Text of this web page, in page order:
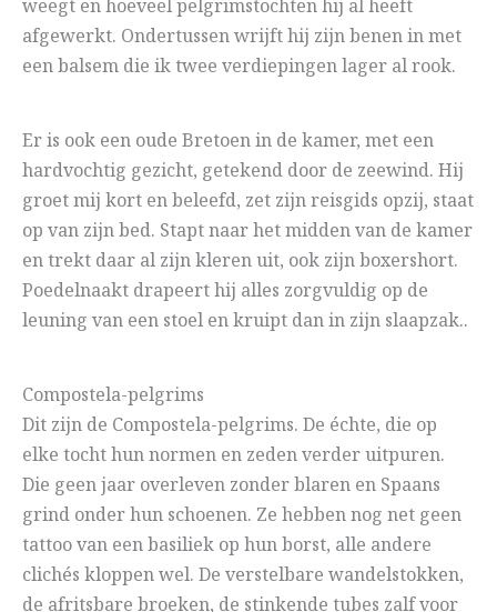
weegt en hoeveel pelgrimstochten hij al heeft
afgewerkt. Ondertussen wrijft hij zijn benen in met
een balsem die ik twee verdiepingen lager al rook.
Er is ook een oude Bretoen in de kamer, met een
hardvochtig gezicht, getekend door de zeewind. Hij
groet mij kort en beleefd, zet zijn reisgids opzij, staat
op van zijn bed. Stapt naar het midden van de kamer
en trekt daar al zijn kleren uit, ook zijn boxershort.
Poedelnaakt drapeert hij alles zorgvuldig op de
leuning van een stoel en kruipt dan in zijn slaapzak..
Compostela-pelgrims
Dit zijn de Compostela-pelgrims. De échte, die op
elke tocht hun normen en zeden verder uitpuren.
Die geen jaar overleven zonder blaren en Spaans
grind onder hun schoenen. Ze hebben nog net geen
tattoo van een basiliek op hun borst, alle andere
clichés kloppen wel. De verstelbare wandelstokken,
de afritsbare broeken, de stinkende tubes zalf voor